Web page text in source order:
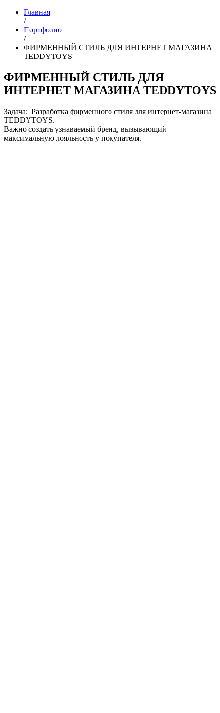
Главная
/
Портфолио
/
ФИРМЕННЫЙ СТИЛЬ ДЛЯ ИНТЕРНЕТ МАГАЗИНА
TEDDYTOYS
ФИРМЕННЫЙ СТИЛЬ ДЛЯ
ИНТЕРНЕТ МАГАЗИНА TEDDYTOYS
Задача: Разработка фирменного стиля для интернет-магазина
TEDDYTOYS.
Важно создать узнаваемый бренд, вызывающий
максимальную лояльность у покупателя.